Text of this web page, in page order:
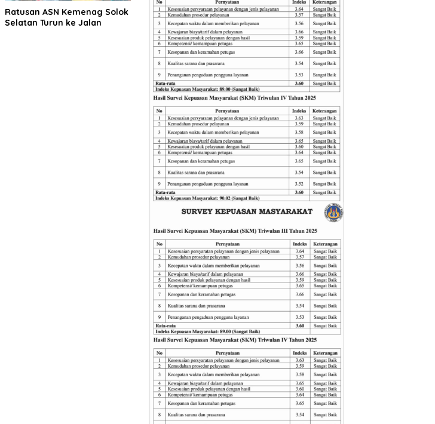
Ratusan ASN Kemenag Solok
Selatan Turun ke Jalan